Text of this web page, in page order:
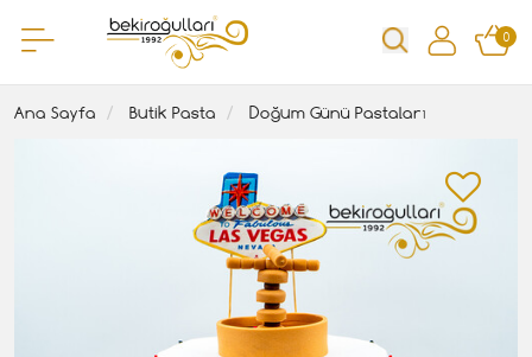
0
Ana Sayfa Butik Pasta Doğum Günü Pastaları